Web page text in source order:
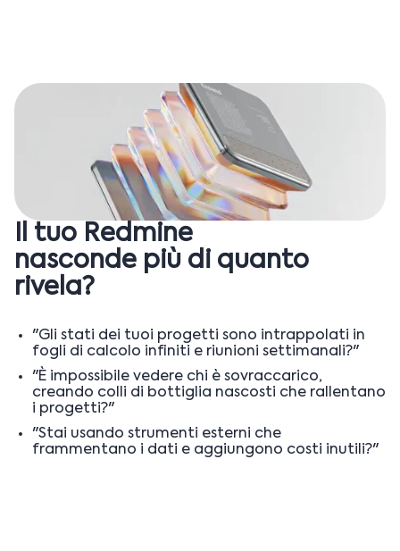
Il tuo Redmine
nasconde più di quanto
rivela?
"Gli stati dei tuoi progetti sono intrappolati in
fogli di calcolo infiniti e riunioni settimanali?"
"È impossibile vedere chi è sovraccarico,
creando colli di bottiglia nascosti che rallentano
i progetti?"
"Stai usando strumenti esterni che
frammentano i dati e aggiungono costi inutili?"